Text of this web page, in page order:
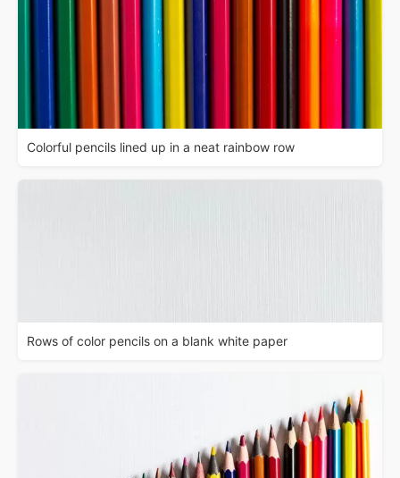
Colorful pencils lined up in a neat rainbow row
Rows of color pencils on a blank white paper